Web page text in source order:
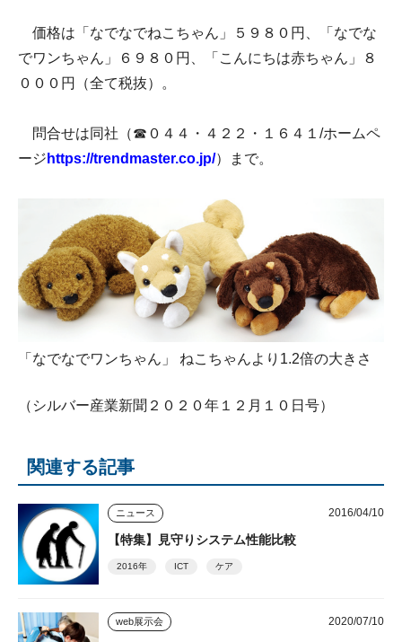
価格は「なでなでねこちゃん」５９８０円、「なでな
でワンちゃん」６９８０円、「こんにちは赤ちゃん」８
０００円（全て税抜）。
問合せは同社（☎０４４・４２２・１６４１/ホームペ
ージ https://trendmaster.co.jp/）まで。
「なでなでワンちゃん」 ねこちゃんより1.2倍の大きさ
（シルバー産業新聞２０２０年１２月１０日号）
関連する記事
ニュース 2016/04/10
【特集】見守りシステム性能比較
2016年 ICT ケア
web展示会 2020/07/10